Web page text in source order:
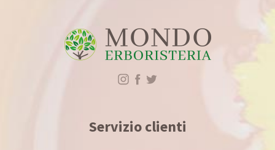
Servizio clienti